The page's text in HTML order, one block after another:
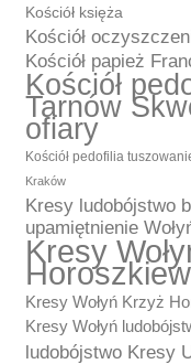
Kościół księża
Kościół
Kościół papież
Kościół
Tarnów
ofiary
Kościół pedofilia
Kraków
Kresy ludobójstwo
upamiętnienie
Kresy
Kresy Wołyń Krzyż
Kresy Wołyń
ludobójstwo Kresy